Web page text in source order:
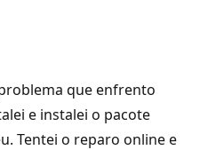
que enfrento
e instalei o pacote
Tentei o reparo online e